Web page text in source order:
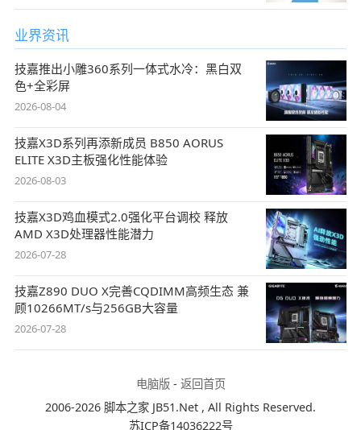
业界资讯
技嘉推出小雕360系列一体式水冷：黑白双
色+全彩屏
2026-08-04
技嘉X3D系列再添新成员 B850 AORUS
ELITE X3D主板强化性能体验
2026-08-03
技嘉X3D鸡血模式2.0强化平台调校 释放
AMD X3D处理器性能潜力
2026-07-28
技嘉Z890 DUO X完善CQDIMM高频生态 兼
顾10266MT/s与256GB大容量
2026-07-28
电脑版- 返回首页
2006-2026 脚本之家 JB51.Net , All Rights Reserved.
苏ICP备14036222号